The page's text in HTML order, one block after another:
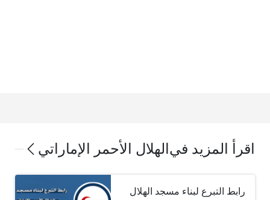
اقرأ المزيد في الهلال الأحمر الإماراتي
رابط التبرع لبناء مسجد الهلال